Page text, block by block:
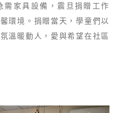
家具設備，震旦捐贈工作
環境。捐贈當天，學童們以
溫暖動人，愛與希望在社區